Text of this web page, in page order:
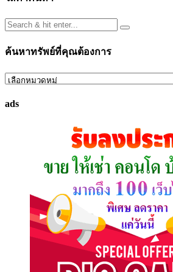
ค้นหาทรัพย์ที่คุณต้องการ
ค้นหา
ที่
ads